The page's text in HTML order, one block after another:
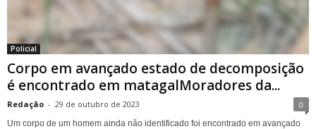
Policial
Corpo em avançado estado de decomposição
é encontrado em matagalMoradores da...
Redação - 29 de outubro de 2023 0
Um corpo de um homem ainda não identificado foi encontrado em avançado